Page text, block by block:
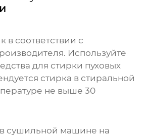
в соответствии с
Используйте
для стирки пуховых
стирка в стиральной
не выше 30
сушильной машине на